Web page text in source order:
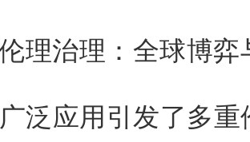
治理：全球博弈
应用引发了多重